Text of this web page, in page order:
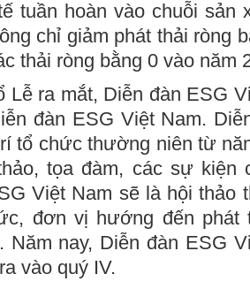
tuần hoàn vào chuỗi sản
chỉ giảm phát thải ròng
thải ròng bằng 0 vào năm
Lễ ra mắt, Diễn đàn ESG
đàn ESG Việt Nam.
tổ chức thường niên từ
tọa đàm, các sự kiện
Việt Nam sẽ là hội thảo
đơn vị hướng đến
Năm nay, Diễn đàn ESG
vào quý IV.